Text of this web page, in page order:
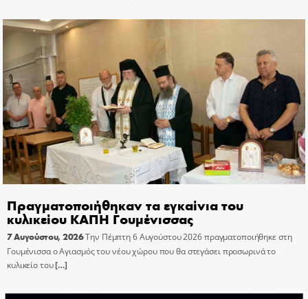
Πραγματοποιήθηκαν τα εγκαίνια του
κυλικείου ΚΑΠΗ Γουμένισσας
7 Αυγούστου, 2026Την Πέμπτη 6 Αυγούστου 2026 πραγματοποιήθηκε στη
Γουμένισσα ο Αγιασμός του νέου χώρου που θα στεγάσει προσωρινά το
κυλικείο του[…]